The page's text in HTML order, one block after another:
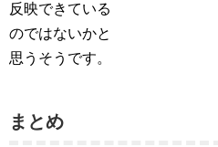
反映できている
のではないかと
思うそうです。
まとめ